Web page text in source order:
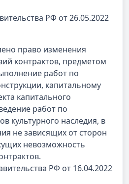
РФ от 26.05.2022
право изменения
контрактов, предметом
работ по
капитальному
капитального
работ по
культурного наследия, в
не зависящих от сторон
невозможность
РФ от 16.04.2022